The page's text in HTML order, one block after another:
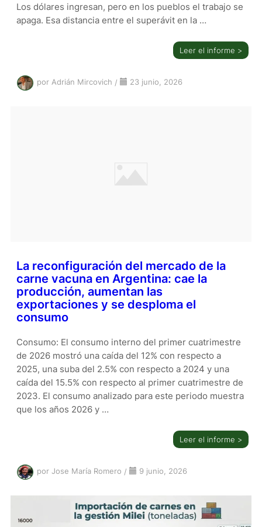
Los dólares ingresan, pero en los pueblos el trabajo se
apaga. Esa distancia entre el superávit en la …
Leer el informe >
por Adrián Mircovich / 23 junio, 2026
La reconfiguración del mercado de la
carne vacuna en Argentina: cae la
producción, aumentan las
exportaciones y se desploma el
consumo
Consumo: El consumo interno del primer cuatrimestre
de 2026 mostró una caída del 12% con respecto a
2025, una suba del 2.5% con respecto a 2024 y una
caída del 15.5% con respecto al primer cuatrimestre de
2023. El consumo analizado para este periodo muestra
que los años 2026 y …
Leer el informe >
por Jose María Romero / 9 junio, 2026